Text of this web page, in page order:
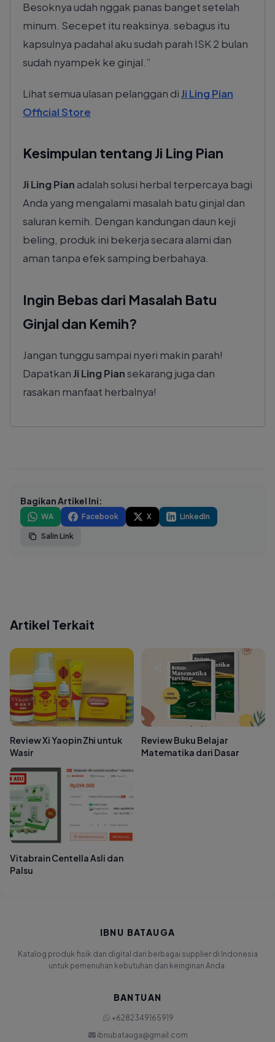
Besoknya udah nggak panas banget setelah
minum. Secepet itu reaksinya. sebagus itu
kapsulnya padahal aku sudah parah ISK 2 bulan
sudah nyampek ke ginjal.
Lihat semua ulasan pelanggan diJi Ling Pian
Official Store
Kesimpulan tentang Ji Ling Pian
Ji Ling Pian adalah solusi herbal terpercaya bagi
Anda yang mengalami masalah batu ginjal dan
saluran kemih. Dengan kandungan daun keji
beling, produk ini bekerja secara alami dan
aman tanpa efek samping berbahaya.
Ingin Bebas dari Masalah Batu
Ginjal dan Kemih?
Jangan tunggu sampai nyeri makin parah!
DapatkanJi Ling Piansekarang juga dan
rasakan manfaat herbalnya!
Bagikan Artikel Ini:
WA Facebook X LinkedIn
Salin Link
Artikel Terkait
Review Xi Yaopin Zhi untuk
Wasir
Review Buku Belajar
Matematika dari Dasar
Vitabrain Centella Asli dan
Palsu
IBNU BATAUGA
Katalog produk fisik dan digital dari berbagai supplier di Indonesia
untuk pemenuhan kebutuhan dan keinginan Anda.
BANTUAN
+6282349165919
ibnubatauga@gmail.com